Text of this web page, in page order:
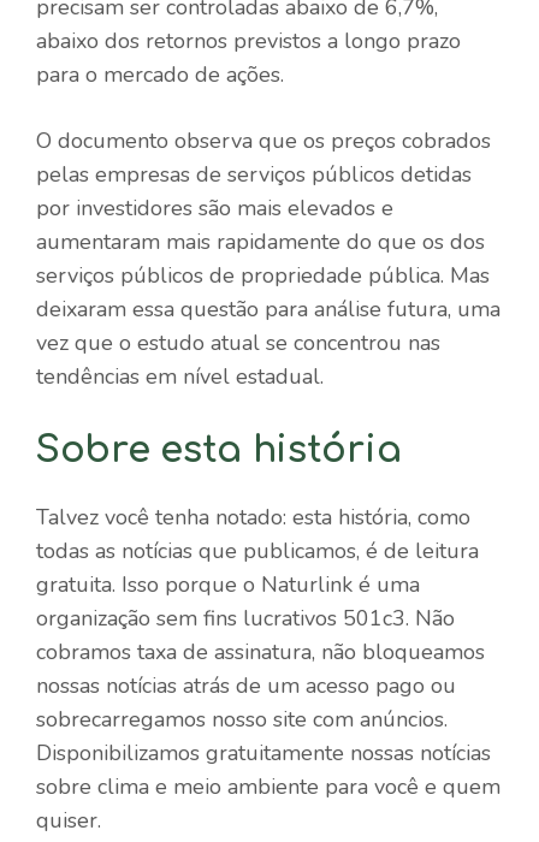
precisam ser controladas abaixo de 6,7%,
abaixo dos retornos previstos a longo prazo
para o mercado de ações.
O documento observa que os preços cobrados
pelas empresas de serviços públicos detidas
por investidores são mais elevados e
aumentaram mais rapidamente do que os dos
serviços públicos de propriedade pública. Mas
deixaram essa questão para análise futura, uma
vez que o estudo atual se concentrou nas
tendências em nível estadual.
Sobre esta história
Talvez você tenha notado: esta história, como
todas as notícias que publicamos, é de leitura
gratuita. Isso porque o Naturlink é uma
organização sem fins lucrativos 501c3. Não
cobramos taxa de assinatura, não bloqueamos
nossas notícias atrás de um acesso pago ou
sobrecarregamos nosso site com anúncios.
Disponibilizamos gratuitamente nossas notícias
sobre clima e meio ambiente para você e quem
quiser.